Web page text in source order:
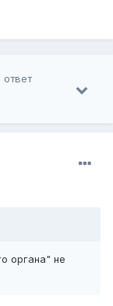
органа" не